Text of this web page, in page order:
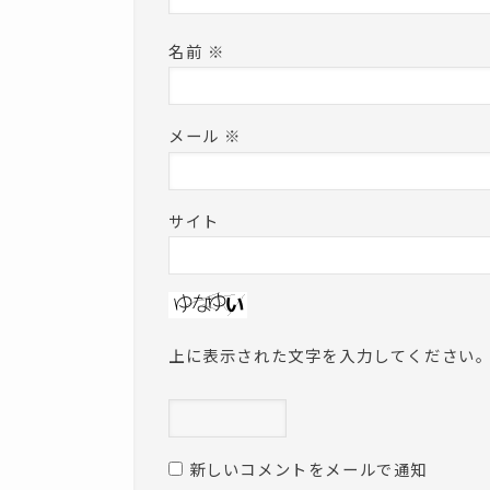
名前 ※
メール ※
サイト
上に表示された文字を入力してください
新しいコメントをメールで通知